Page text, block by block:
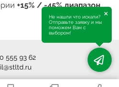
+15% / -45% диапазон.
555 93 62
Не нашли что искали?
Отправьте заявку и мы
поможем Вам с
выбором!
×